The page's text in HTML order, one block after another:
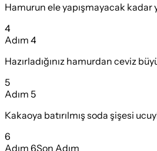
Hamurun ele yapışmayacak
4
Adım 4
Hazırladığınız hamurdan ceviz
5
Adım 5
Kakaoya batırılmış soda şişesi
6
Adım 6Son Adım